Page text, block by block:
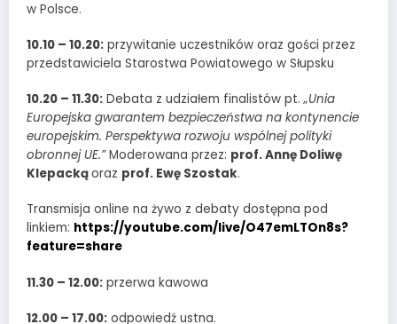
w Polsce.
10.10 – 10.20: przywitanie uczestników oraz gości przez
przedstawiciela Starostwa Powiatowego w Słupsku
10.20 – 11.30: Debata z udziałem finalistów pt.„Unia
Europejska gwarantem bezpieczeństwa na kontynencie
europejskim. Perspektywa rozwoju wspólnej polityki
obronnej UE.”Moderowana przez: prof. Annę Doliwę
Klepackąoraz prof. Ewę Szostak.
Transmisja online na żywo z debaty dostępna pod
linkiem: https://youtube.com/live/O47emLTOn8s?
feature=share
11.30 – 12.00: przerwa kawowa
12.00 – 17.00: odpowiedź ustna.